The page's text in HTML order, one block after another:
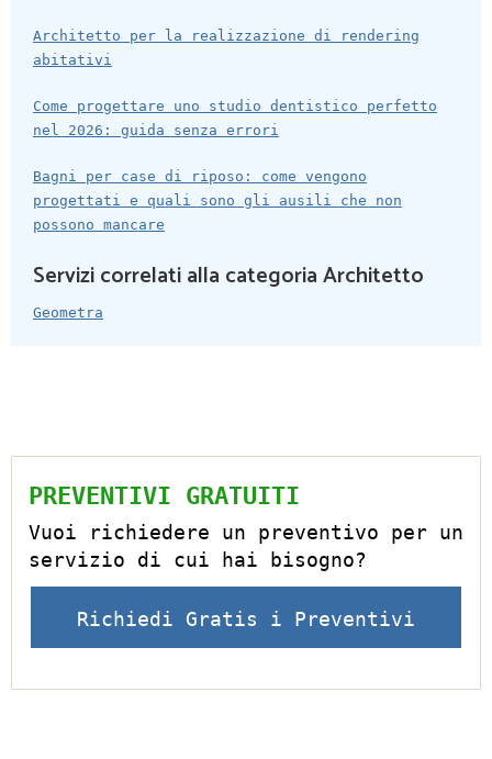
Architetto per la realizzazione di rendering
abitativi
Come progettare uno studio dentistico perfetto
nel 2026: guida senza errori
Bagni per case di riposo: come vengono
progettati e quali sono gli ausili che non
possono mancare
Servizi correlati alla categoria Architetto
Geometra
PREVENTIVI GRATUITI
Vuoi richiedere un preventivo per un
servizio di cui hai bisogno?
Richiedi Gratis i Preventivi